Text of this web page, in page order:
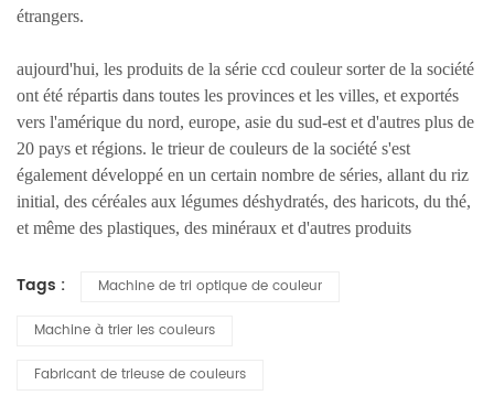
étrangers.
aujourd'hui, les produits de la série ccd couleur sorter de la société
ont été répartis dans toutes les provinces et les villes, et exportés
vers l'amérique du nord, europe, asie du sud-est et d'autres plus de
20 pays et régions. le trieur de couleurs de la société s'est
également développé en un certain nombre de séries, allant du riz
initial, des céréales aux légumes déshydratés, des haricots, du thé,
et même des plastiques, des minéraux et d'autres produits
Tags : Machine de tri optique de couleur
Machine à trier les couleurs
Fabricant de trieuse de couleurs